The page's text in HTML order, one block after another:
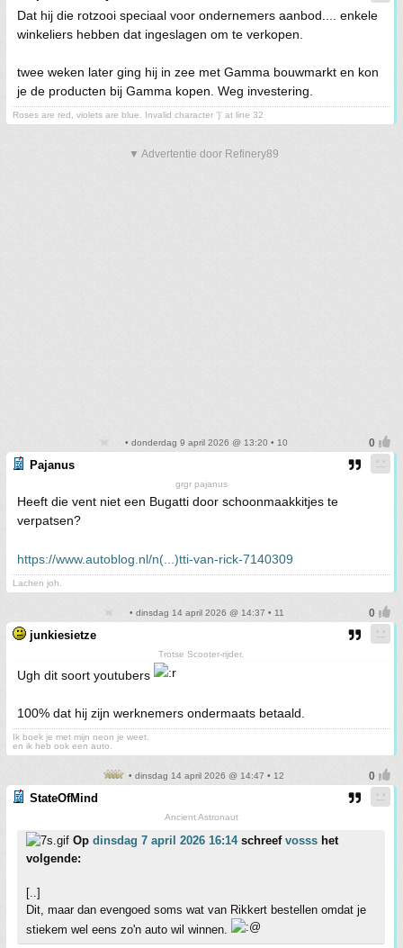
Dat hij die rotzooi speciaal voor ondernemers aanbod.... enkele
winkeliers hebben dat ingeslagen om te verkopen.
twee weken later ging hij in zee met Gamma bouwmarkt en kon
je de producten bij Gamma kopen. Weg investering.
Roses are red, violets are blue. Invalid character '}' at line 32
▼ Advertentie door Refinery89
• donderdag 9 april 2026 @ 13:20 • 10
Pajanus
grgr pajanus
Heeft die vent niet een Bugatti door schoonmaakkitjes te
verpatsen?
https://www.autoblog.nl/n(...)tti-van-rick-7140309
Lachen joh.
• dinsdag 14 april 2026 @ 14:37 • 11
junkiesietze
Trotse Scooter-rijder.
Ugh dit soort youtubers
100% dat hij zijn werknemers ondermaats betaald.
Ik boek je met mijn neon je weet.
en ik heb ook een auto.
• dinsdag 14 april 2026 @ 14:47 • 12
StateOfMind
Ancient Astronaut
Op dinsdag 7 april 2026 16:14schreef vosss het
volgende:
[..]
Dit, maar dan evengoed soms wat van Rikkert bestellen omdat je
stiekem wel eens zo'n auto wil winnen.